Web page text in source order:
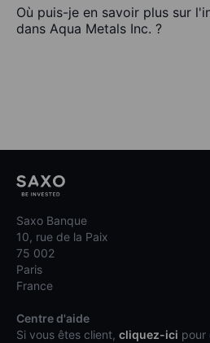
Où puis-je en savoir plus sur
dans Aqua Metals Inc. ?
Saxo Banque
10, rue de la Paix
75 002
Paris
France
Centre d'aide
Si vous êtes client, cliquez-ici pour